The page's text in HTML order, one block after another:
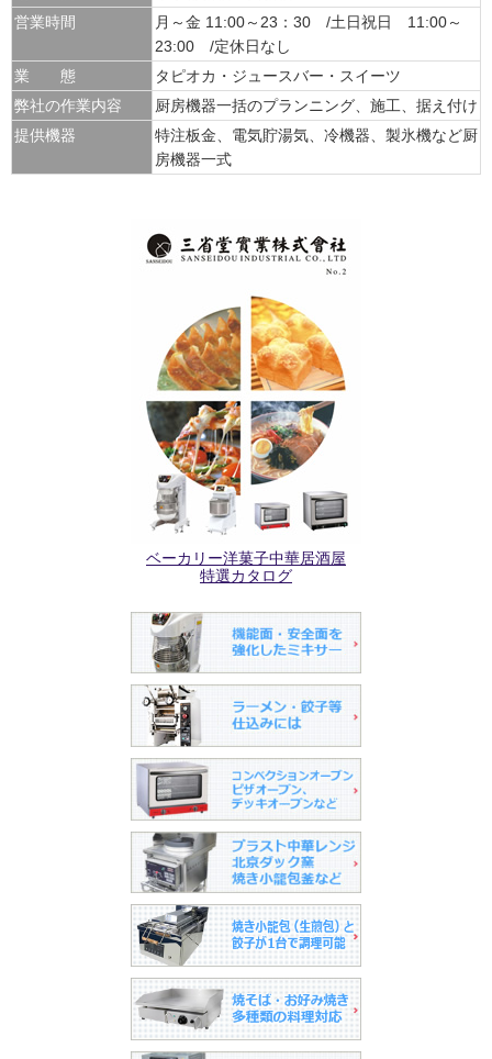
営業時間
月～金 11:00～23：30 /土日祝日 11:00～
23:00 /定休日なし
業 態
タピオカ・ジュースバー・スイーツ
弊社の作業内容
厨房機器一括のプランニング、施工、据え付け
提供機器
特注板金、電気貯湯気、冷機器、製氷機など厨
房機器一式
ベーカリー洋菓子中華居酒屋
特選カタログ